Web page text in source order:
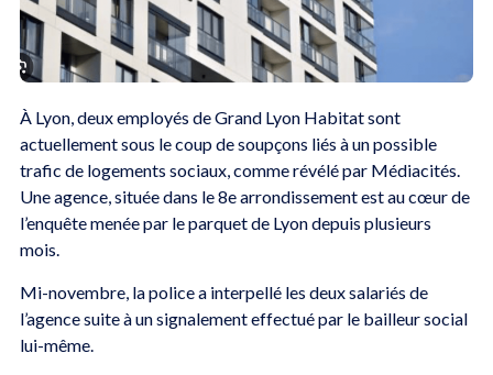
À Lyon, deux employés de Grand Lyon Habitat sont
actuellement sous le coup de soupçons liés à un possible
trafic de logements sociaux, comme révélé par Médiacités.
Une agence, située dans le 8e arrondissement est au cœur de
l’enquête menée par le parquet de Lyon depuis plusieurs
mois.
Mi-novembre, la police a interpellé les deux salariés de
l’agence suite à un signalement effectué par le bailleur social
lui-même.